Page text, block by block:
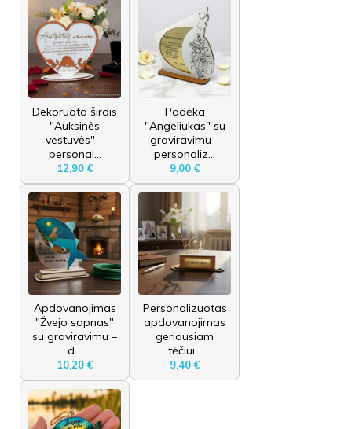
Dekoruota širdis
"Auksinės
vestuvės" –
personal...
12,90 €
Padėka
"Angeliukas" su
graviravimu –
personaliz...
9,00 €
Apdovanojimas
"Žvejo sapnas"
su graviravimu –
d...
10,20 €
Personalizuotas
apdovanojimas
geriausiam
tėčiui...
9,40 €